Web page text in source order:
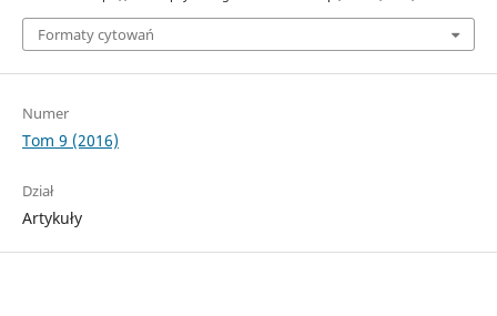
Formaty cytowań
Numer
Tom 9 (2016)
Dział
Artykuły